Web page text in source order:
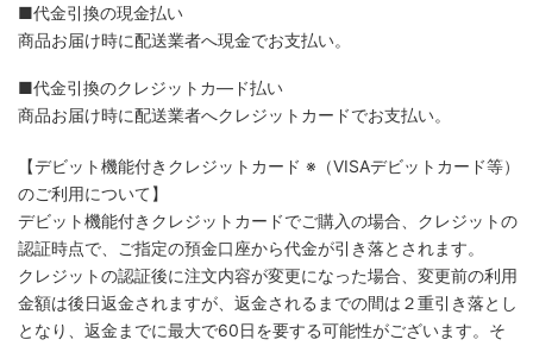
■代金引換の現金払い
商品お届け時に配送業者へ現金でお支払い。
■代金引換のクレジットカ―ド払い
商品お届け時に配送業者へクレジットカードでお支払い。
【デビット機能付きクレジットカード ※（VISAデビットカード等）
のご利用について】
デビット機能付きクレジットカードでご購入の場合、クレジットの
認証時点で、ご指定の預金口座から代金が引き落とされます。
クレジットの認証後に注文内容が変更になった場合、変更前の利用
金額は後日返金されますが、返金されるまでの間は２重引き落とし
となり、返金までに最大で60日を要する可能性がございます。そ